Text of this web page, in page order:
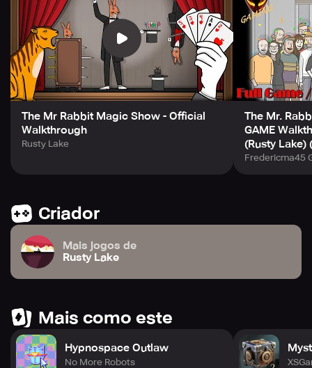
The Mr Rabbit Magic Show - Official
Walkthrough
Rusty Lake
The Mr.
GAME
(Rusty Lake)
Fredericma45
Criador
Mais jogos de
Rusty Lake
Mais como este
Hypnospace Outlaw
No More Robots